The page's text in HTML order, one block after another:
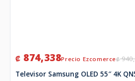
₡
₡ 874,338
Televisor Samsung OLED 55″ 4K